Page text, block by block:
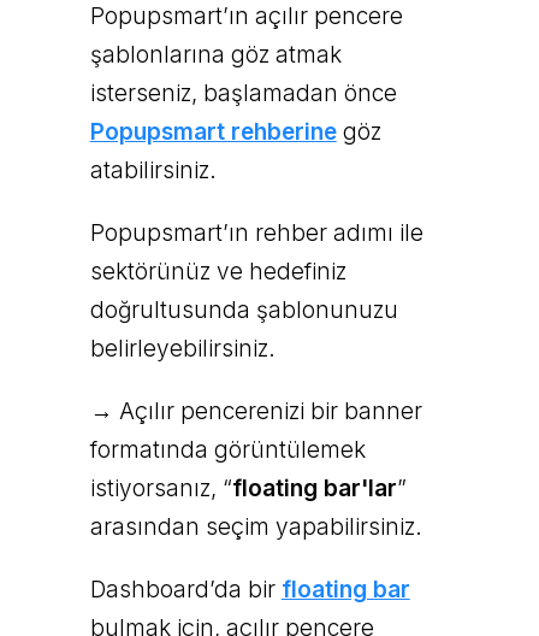
Popupsmart’ın açılır pencere
şablonlarına göz atmak
isterseniz, başlamadan önce
Popupsmart rehberinegöz
atabilirsiniz.
Popupsmart’ın rehber adımı ile
sektörünüz ve hedefiniz
doğrultusunda şablonunuzu
belirleyebilirsiniz.
→ Açılır pencerenizi bir banner
formatında görüntülemek
istiyorsanız, “floating bar'lar”
arasından seçim yapabilirsiniz.
Dashboard’da bir floating bar
bulmak için, açılır pencere